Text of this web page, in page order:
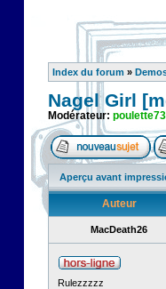
Index du forum »
Nagel Girl
Modérateur: poulette73
Aperçu avant
Auteur
MacDeath26
Rulezzzzz